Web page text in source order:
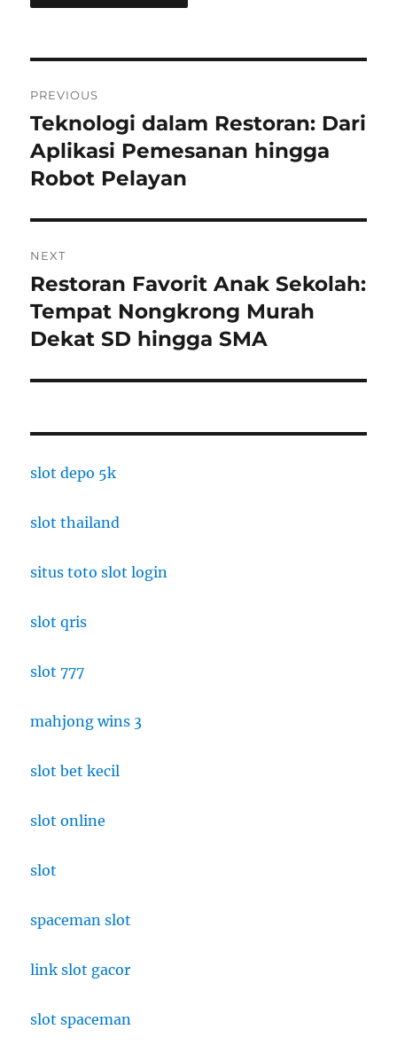
navigation
PREVIOUS
Previous
post:
Teknologi dalam Restoran: Dari
Aplikasi Pemesanan hingga
Robot Pelayan
NEXT
Next
post:
Restoran Favorit Anak Sekolah:
Tempat Nongkrong Murah
Dekat SD hingga SMA
slot depo 5k
slot thailand
situs toto slot login
slot qris
slot 777
mahjong wins 3
slot bet kecil
slot online
slot
spaceman slot
link slot gacor
slot spaceman